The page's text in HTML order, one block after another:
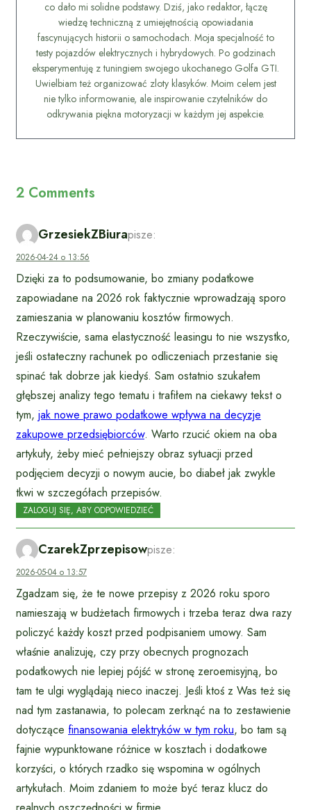
co dało mi solidne podstawy. Dziś, jako redaktor, łączę
wiedzę techniczną z umiejętnością opowiadania
fascynujących historii o samochodach. Moja specjalność to
testy pojazdów elektrycznych i hybrydowych. Po godzinach
eksperymentuję z tuningiem swojego ukochanego Golfa GTI.
Uwielbiam też organizować zloty klasyków. Moim celem jest
nie tylko informowanie, ale inspirowanie czytelników do
odkrywania piękna motoryzacji w każdym jej aspekcie.
2 Comments
GrzesiekZBiurapisze:
2026-04-24 o 13:56
Dzięki za to podsumowanie, bo zmiany podatkowe
zapowiadane na 2026 rok faktycznie wprowadzają sporo
zamieszania w planowaniu kosztów firmowych.
Rzeczywiście, sama elastyczność leasingu to nie wszystko,
jeśli ostateczny rachunek po odliczeniach przestanie się
spinać tak dobrze jak kiedyś. Sam ostatnio szukałem
głębszej analizy tego tematu i trafiłem na ciekawy tekst o
tym, jak nowe prawo podatkowe wpływa na decyzje
zakupowe przedsiębiorców. Warto rzucić okiem na oba
artykuły, żeby mieć pełniejszy obraz sytuacji przed
podjęciem decyzji o nowym aucie, bo diabeł jak zwykle
tkwi w szczegółach przepisów.
ZALOGUJ SIĘ, ABY ODPOWIEDZIEĆ
CzarekZprzepisowpisze:
2026-05-04 o 13:57
Zgadzam się, że te nowe przepisy z 2026 roku sporo
namieszają w budżetach firmowych i trzeba teraz dwa razy
policzyć każdy koszt przed podpisaniem umowy. Sam
właśnie analizuję, czy przy obecnych prognozach
podatkowych nie lepiej pójść w stronę zeroemisyjną, bo
tam te ulgi wyglądają nieco inaczej. Jeśli ktoś z Was też się
nad tym zastanawia, to polecam zerknąć na to zestawienie
dotyczące finansowania elektryków w tym roku, bo tam są
fajnie wypunktowane różnice w kosztach i dodatkowe
korzyści, o których rzadko się wspomina w ogólnych
artykułach. Moim zdaniem to może być teraz klucz do